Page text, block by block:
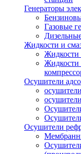
Генераторы
Газовые
Жидкости и
Жидкости
Жидкости
Осушители
Осушители